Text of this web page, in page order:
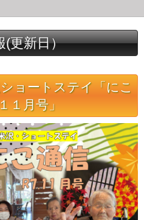
(更新日）
ョートステイ「にこ
月号」